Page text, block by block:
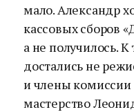
мало. Александр
кассовых сборов
а не получилось.
достались не
и члены комиссии
мастерство